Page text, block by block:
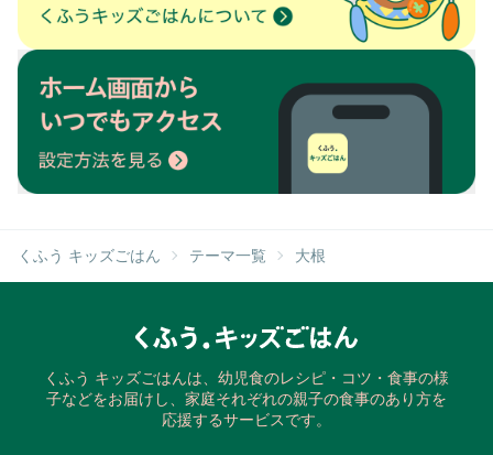
くふう キッズごはん テーマ一覧 大根
くふう キッズごはんは、幼児食のレシピ・コツ・食事の様
子などをお届けし、家庭それぞれの親子の食事のあり方を
応援するサービスです。